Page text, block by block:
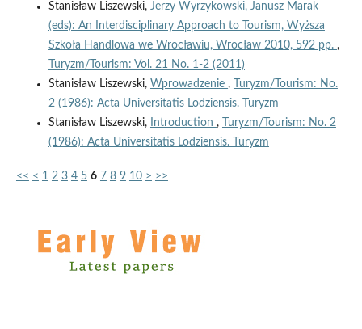
Stanisław Liszewski, Jerzy Wyrzykowski, Janusz Marak
(eds): An Interdisciplinary Approach to Tourism, Wyższa
Szkoła Handlowa we Wrocławiu, Wrocław 2010, 592 pp. ,
Turyzm/Tourism: Vol. 21 No. 1-2 (2011)
Stanisław Liszewski, Wprowadzenie ,
Turyzm/Tourism: No.
2 (1986): Acta Universitatis Lodziensis. Turyzm
Stanisław Liszewski,
Introduction ,
Turyzm/Tourism: No. 2
(1986): Acta Universitatis Lodziensis. Turyzm
<< < 1 2 3 4 5 6 7 8 9 10 > >>